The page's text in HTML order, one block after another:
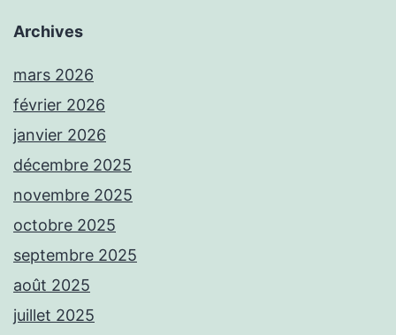
Archives
mars 2026
février 2026
janvier 2026
décembre 2025
novembre 2025
octobre 2025
septembre 2025
août 2025
juillet 2025